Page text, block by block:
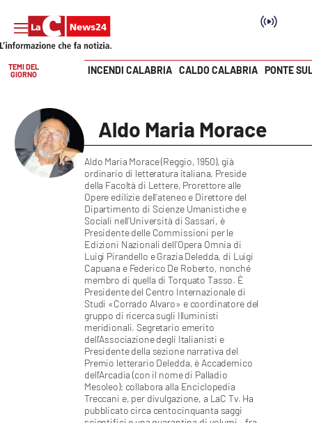
SEZIONI
Cronaca
Politica
Economia e lavoro
Italia Mondo
Vai
TEMI DEL
GIORNO
INCENDI CALABRIA CALDO CALABRIA PONTE
Aldo Maria Morace
Aldo Maria Morace (Reggio, 1950), già
ordinario di letteratura italiana, Preside
della Facoltà di Lettere, Prorettore alle
Opere edilizie dell’ateneo e Direttore del
Dipartimento di Scienze Umanistiche e
Sociali nell’Università di Sassari, è
Presidente delle Commissioni per le
Edizioni Nazionali dell’Opera Omnia di
Luigi Pirandello e Grazia Deledda, di Luigi
Capuana e Federico De Roberto, nonché
membro di quella di Torquato Tasso. È
Presidente del Centro Internazionale di
Studi «Corrado Alvaro» e coordinatore del
gruppo di ricerca sugli Illuministi
meridionali. Segretario emerito
dell’Associazione degli Italianisti e
Presidente della sezione narrativa del
Premio letterario Deledda, è Accademico
dell’Arcadia (con il nome di Palladio
Mesoleo); collabora alla Enciclopedia
Treccani e, per divulgazione, a LaC Tv. Ha
pubblicato circa centocinquanta saggi